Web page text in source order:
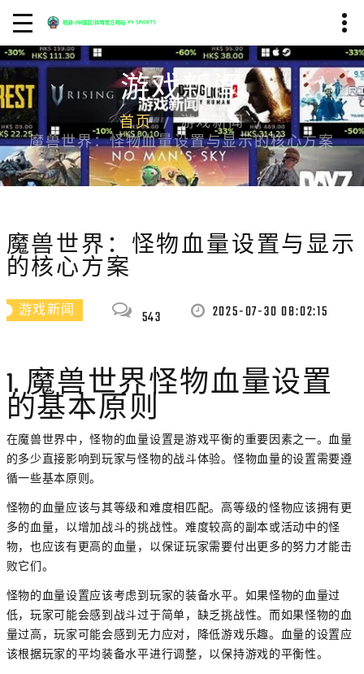
游戏新闻
首页
游戏新闻
魔兽世界：怪物血量设置与显示的核心方案
魔兽世界：怪物血量设置与显示
的核心方案
游戏新闻 543 2025-07-30 08:02:15
1. 魔兽世界怪物血量设置
的基本原则
在魔兽世界中，怪物的血量设置是游戏平衡的重要因素之一。血量
的多少直接影响到玩家与怪物的战斗体验。怪物血量的设置需要遵
循一些基本原则。
怪物的血量应该与其等级和难度相匹配。高等级的怪物应该拥有更
多的血量，以增加战斗的挑战性。难度较高的副本或活动中的怪
物，也应该有更高的血量，以保证玩家需要付出更多的努力才能击
败它们。
怪物的血量设置应该考虑到玩家的装备水平。如果怪物的血量过
低，玩家可能会感到战斗过于简单，缺乏挑战性。而如果怪物的血
量过高，玩家可能会感到无力应对，降低游戏乐趣。血量的设置应
该根据玩家的平均装备水平进行调整，以保持游戏的平衡性。